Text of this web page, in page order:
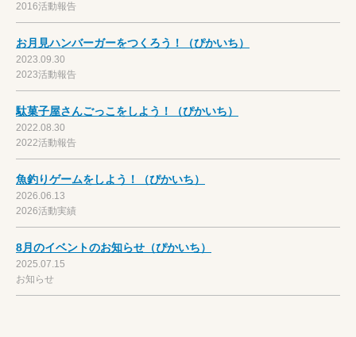
2016活動報告
お月見ハンバーガーをつくろう！（ぴかいち）
2023.09.30
2023活動報告
駄菓子屋さんごっこをしよう！（ぴかいち）
2022.08.30
2022活動報告
魚釣りゲームをしよう！（ぴかいち）
2026.06.13
2026活動実績
8月のイベントのお知らせ（ぴかいち）
2025.07.15
お知らせ